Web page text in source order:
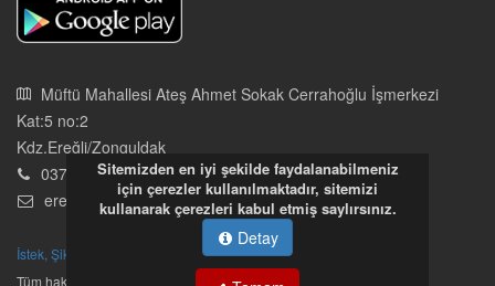
Müftü Mahallesi Ateş Ahmet Sokak Cerrahoğlu İşmerkezi
Kat:5 no:2
Kdz.Ereğli/Zonguldak
03723121008
eregliyeniufuk@gmail.com
İstek, Şikayetleriniz İçin Tıklayın
Tüm hakları saklıdır. İzinsiz kullanılamaz.
Sitemizden en iyi şekilde faydalanabilmeniz
için çerezler kullanılmaktadır, sitemizi
kullanarak çerezleri kabul etmiş saylırsınız.
Detay